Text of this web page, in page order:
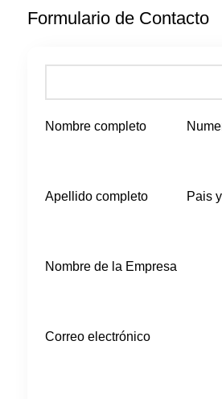
Formulario de Contacto
Nombre completo
Apellido completo Pais
Nombre de la Empresa
Correo electrónico